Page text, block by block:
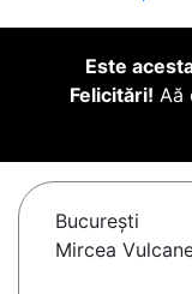
Este
Felicitări! Aă
Bucureşti
Mircea